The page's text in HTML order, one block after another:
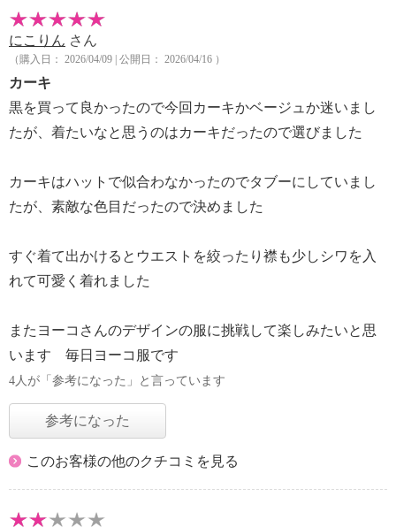
にこりん さん
（購入日： 2026/04/09 | 公開日： 2026/04/16 ）
カーキ
黒を買って良かったので今回カーキかベージュか迷いまし
たが、着たいなと思うのはカーキだったので選びました
カーキはハットで似合わなかったのでタブーにしていまし
たが、素敵な色目だったので決めました
すぐ着て出かけるとウエストを絞ったり襟も少しシワを入
れて可愛く着れました
またヨーコさんのデザインの服に挑戦して楽しみたいと思
います 毎日ヨーコ服です
4人が「参考になった」と言っています
参考になった
このお客様の他のクチコミを見る